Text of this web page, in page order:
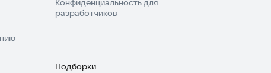
Конфиденциальность для
разработчиков
Подборки